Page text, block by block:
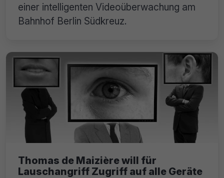
einer intelligenten Videoüberwachung am
Bahnhof Berlin Südkreuz.
Thomas de Maizière will für
Lauschangriff Zugriff auf alle Geräte